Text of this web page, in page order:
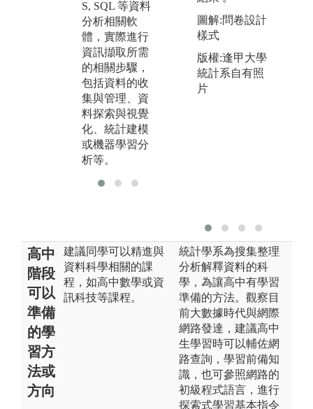
S, SQL 等資料
分析相關軟
體，實際進行
資訊擷取所需
的相關步驟，
包括資料的收
集與管理、資
料探索與視覺
化、統計建模
或機器學習分
析等。
論依據及基本
概念，包括統
計學、微積
分、迴歸分析
及實驗設計與
分析等。
圖解:問卷設計
樣式
版權:逢甲大學
統計系自有照
片
高中
階段
可以
準備
的學
習方
法或
方向
建議同學可以精進與
資料科學相關的課
程，如高中數學或資
訊科技等課程。
統計學系為搜集整理
分析解釋資料的科
學，為讓高中有學習
準備的方法。觀察目
前大數據時代與網際
網路發達，建議高中
生學習時可以輔佐網
路查詢，學習前備知
識，也可參照網路的
初級程式語言，進行
探索式學習基本指令